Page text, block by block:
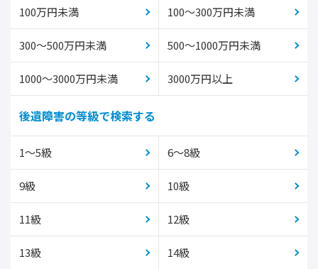
100万円未満 100～300万円未満
300～500万円未満 500～1000万円未満
1000～3000万円未満 3000万円以上
後遺障害の等級で検索する
1～5級 6～8級
9級 10級
11級 12級
13級 14級